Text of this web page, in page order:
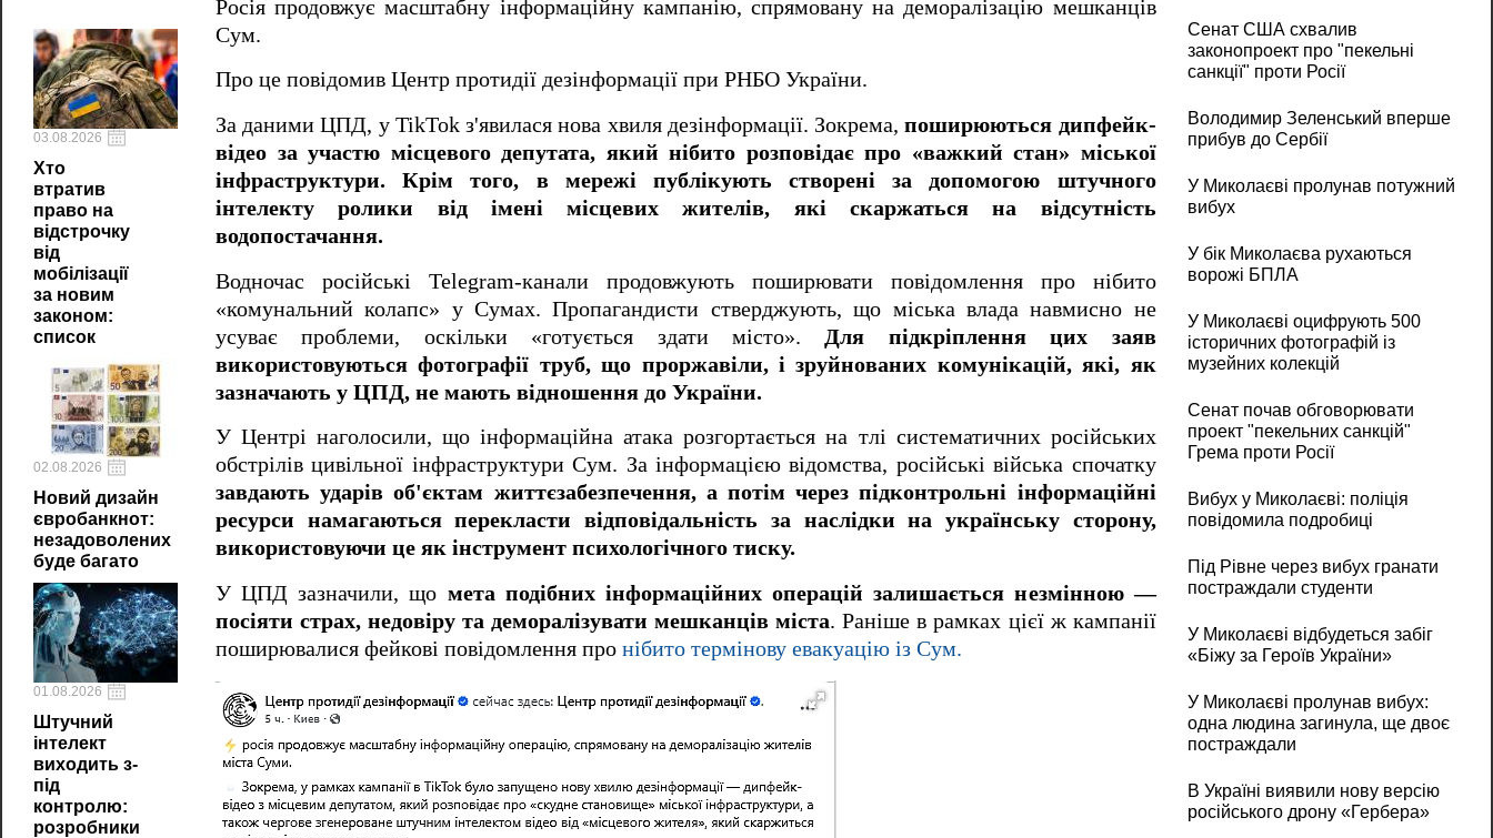
03.08.2026
Хто
втратив
право на
відстрочку
від
мобілізації
за новим
законом:
список
02.08.2026
Новий дизайн
євробанкнот:
незадоволених
буде багато
01.08.2026
Штучний
інтелект
виходить з-
під
контролю:
розробники
Росія продовжує масштабну інформаційну кампанію, спрямовану на деморалізацію мешканців
Сум.
Про це повідомив Центр протидії дезінформації при РНБО України.
За даними ЦПД, у TikTok з'явилася нова хвиля дезінформації. Зокрема,поширюються дипфейк-
відео за участю місцевого депутата, який нібито розповідає про «важкий стан» міської
інфраструктури. Крім того, в мережі публікують створені за допомогою штучного
інтелекту ролики від імені місцевих жителів, які скаржаться на відсутність
водопостачання.
Водночас російські Telegram-канали продовжують поширювати повідомлення про нібито
«комунальний колапс» у Сумах. Пропагандисти стверджують, що міська влада навмисно не
усуває проблеми, оскільки «готується здати місто». Для підкріплення цих заяв
використовуються фотографії труб, що проржавіли, і зруйнованих комунікацій, які, як
зазначають у ЦПД, не мають відношення до України.
У Центрі наголосили, що інформаційна атака розгортається на тлі систематичних російських
обстрілів цивільної інфраструктури Сум. За інформацією відомства, російські війська спочатку
завдають ударів об'єктам життєзабезпечення, а потім через підконтрольні інформаційні
ресурси намагаються перекласти відповідальність за наслідки на українську сторону,
використовуючи це як інструмент психологічного тиску.
У ЦПД зазначили, що мета подібних інформаційних операцій залишається незмінною —
посіяти страх, недовіру та деморалізувати мешканців міста. Раніше в рамках цієї ж кампанії
поширювалися фейкові повідомлення про нібито термінову евакуацію із Сум.
Сенат США схвалив
законопроект про "пекельні
санкції" проти Росії
Володимир Зеленський вперше
прибув до Сербії
У Миколаєві пролунав потужний
вибух
У бік Миколаєва рухаються
ворожі БПЛА
У Миколаєві оцифрують 500
історичних фотографій із
музейних колекцій
Сенат почав обговорювати
проект "пекельних санкцій"
Грема проти Росії
Вибух у Миколаєві: поліція
повідомила подробиці
Під Рівне через вибух гранати
постраждали студенти
У Миколаєві відбудеться забіг
«Біжу за Героїв України»
У Миколаєві пролунав вибух:
одна людина загинула, ще двоє
постраждали
В Україні виявили нову версію
російського дрону «Гербера»